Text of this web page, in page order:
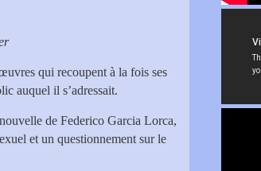
qui recoupent à la fois ses
auquel il s’adressait.
de Federico Garcia Lorca,
et un questionnement sur le